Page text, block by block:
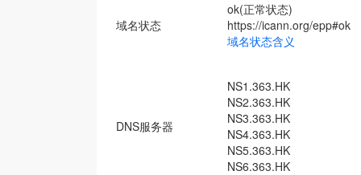
域名状态
ok(正常状态)
https://icann.org/epp#ok
域名状态含义
DNS服务器
NS1.363.HK
NS2.363.HK
NS3.363.HK
NS4.363.HK
NS5.363.HK
NS6.363.HK